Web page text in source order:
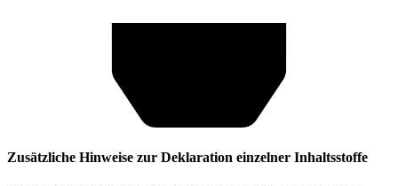
Zusätzliche Hinweise zur Deklaration einzelner Inhaltsstoffe